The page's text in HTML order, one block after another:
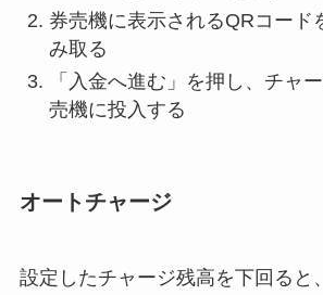
券売機に表示されるQRコード
み取る
「入金へ進む」を押し、チャ
売機に投入する
オートチャージ
設定したチャージ残高を下回ると